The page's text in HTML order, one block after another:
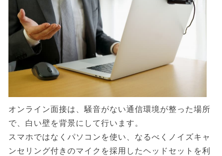
オンライン面接は、騒音がない通信環境が整った場所
で、白い壁を背景にして行います。
スマホではなくパソコンを使い、なるべくノイズキャ
ンセリング付きのマイクを採用したヘッドセットを利